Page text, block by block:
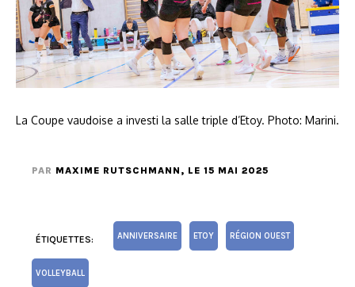
La Coupe vaudoise a investi la salle triple d’Etoy. Photo: Marini.
PAR MAXIME RUTSCHMANN , LE 15 MAI 2025
ÉTIQUETTES: ANNIVERSAIRE ETOY RÉGION OUEST
VOLLEYBALL